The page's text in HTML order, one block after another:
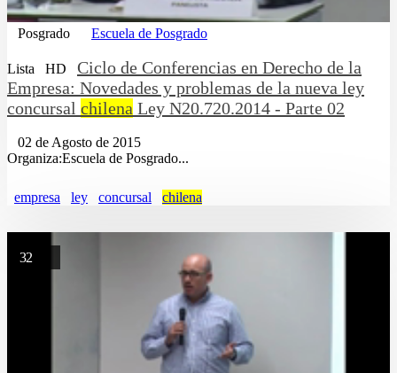
Posgrado Escuela de Posgrado
Lista HD
Ciclo de Conferencias en Derecho de la
Empresa: Novedades y problemas de la nueva ley
concursal chilena Ley N20.720.2014 - Parte 02
02 de Agosto de 2015
Organiza:Escuela de Posgrado...
empresa ley concursal chilena
32